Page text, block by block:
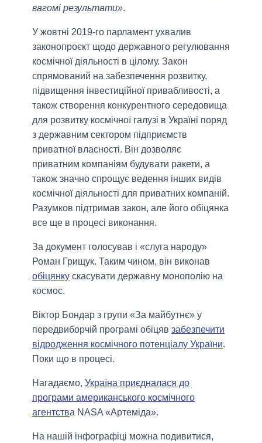
вагомі результати».
У жовтні 2019-го парламент ухвалив
законопроєкт щодо державного регулювання
космічної діяльності в цілому. Закон
спрямований на забезпечення розвитку,
підвищення інвестиційної привабливості, а
також створення конкурентного середовища
для розвитку космічної галузі в Україні поряд
з державним сектором підприємств
приватної власності. Він дозволяє
приватним компаніям будувати ракети, а
також значно спрощує ведення інших видів
космічної діяльності для приватних компаній.
Разумков підтримав закон, але його обіцянка
все ще в процесі виконання.
За документ голосував і «слуга народу»
Роман Грищук. Таким чином, він виконав
обіцянку скасувати державну монополію на
космос.
Віктор Бондар з групи «За майбутнє» у
передвиборчій програмі обіцяв забезпечити
відродження космічного потенціалу України.
Поки що в процесі.
Нагадаємо, Україна приєдналася до
програми американського космічного
агентства NASA «Артеміда».
На нашій інфографіці можна подивитися,